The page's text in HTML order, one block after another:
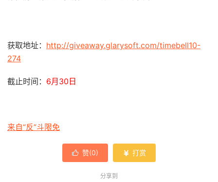
获取地址： http://giveaway.glarysoft.com/timebell10-
274
截止时间： 6月30日
来自“反”斗限免
 赞(0)  打赏
分享到